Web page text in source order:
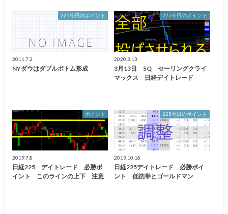
225今日のポイント
2011.7.2
NYダウはダブルボトム形成
225今日のポイント
2020.3.13
3月13日 SQ セーリングクライ
マックス 日経デイトレード
ポイント
2019.7.8
日経225 デイトレード 必勝ポ
イント このラインの上下 注意
225今日のポイント
2019.10.18
日経225デイトレード 必勝ポイ
ント 低抗帯とゴールドマン